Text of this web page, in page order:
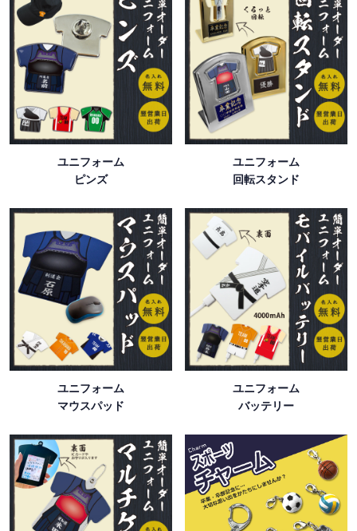
ユニフォーム
ピンズ
ユニフォーム
回転スタンド
ユニフォーム
マウスパッド
ユニフォーム
バッテリー